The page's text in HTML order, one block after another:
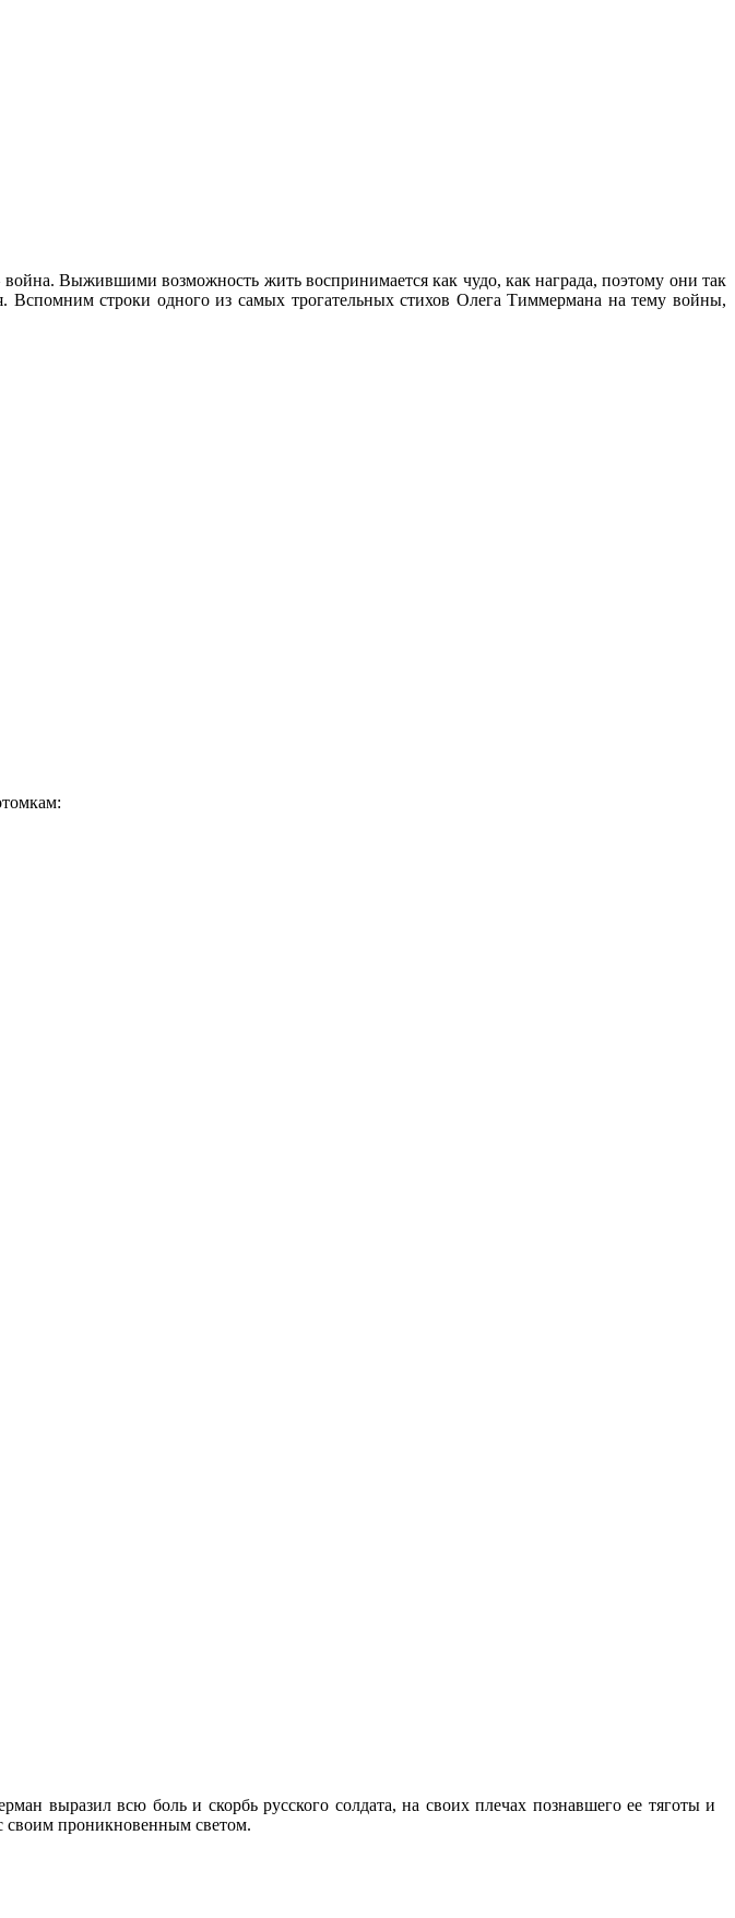
Выжившими возможность жить воспринимается как чудо, как награда, поэтому они так
строки одного из самых трогательных стихов Олега Тиммермана на тему войны,
выразил всю боль и скорбь русского солдата, на своих плечах познавшего ее тяготы и
своим проникновенным светом.